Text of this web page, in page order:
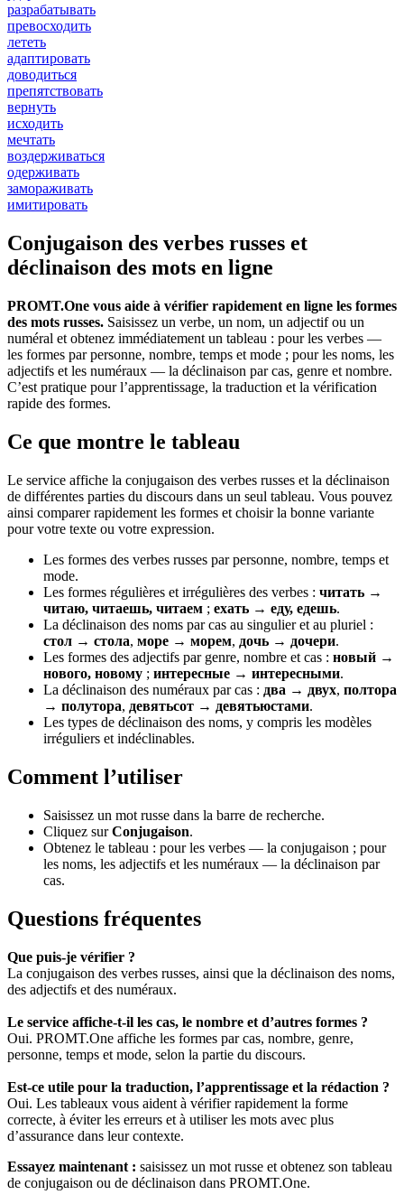
разрабатывать
превосходить
лететь
адаптировать
доводиться
препятствовать
вернуть
исходить
мечтать
воздерживаться
одерживать
замораживать
имитировать
Conjugaison des verbes russes et
déclinaison des mots en ligne
PROMT.One vous aide à vérifier rapidement en ligne les formes
des mots russes. Saisissez un verbe, un nom, un adjectif ou un
numéral et obtenez immédiatement un tableau : pour les verbes —
les formes par personne, nombre, temps et mode ; pour les noms, les
adjectifs et les numéraux — la déclinaison par cas, genre et nombre.
C’est pratique pour l’apprentissage, la traduction et la vérification
rapide des formes.
Ce que montre le tableau
Le service affiche la conjugaison des verbes russes et la déclinaison
de différentes parties du discours dans un seul tableau. Vous pouvez
ainsi comparer rapidement les formes et choisir la bonne variante
pour votre texte ou votre expression.
Les formes des verbes russes par personne, nombre, temps et
mode.
Les formes régulières et irrégulières des verbes : читать →
читаю, читаешь, читаем ; ехать → еду, едешь.
La déclinaison des noms par cas au singulier et au pluriel :
стол → стола, море → морем, дочь → дочери.
Les formes des adjectifs par genre, nombre et cas : новый →
нового, новому ; интересные → интересными.
La déclinaison des numéraux par cas : два → двух, полтора
→ полутора, девятьсот → девятьюстами.
Les types de déclinaison des noms, y compris les modèles
irréguliers et indéclinables.
Comment l’utiliser
Saisissez un mot russe dans la barre de recherche.
Cliquez surConjugaison.
Obtenez le tableau : pour les verbes — la conjugaison ; pour
les noms, les adjectifs et les numéraux — la déclinaison par
cas.
Questions fréquentes
Que puis-je vérifier ?
La conjugaison des verbes russes, ainsi que la déclinaison des noms,
des adjectifs et des numéraux.
Le service affiche-t-il les cas, le nombre et d’autres formes ?
Oui. PROMT.One affiche les formes par cas, nombre, genre,
personne, temps et mode, selon la partie du discours.
Est-ce utile pour la traduction, l’apprentissage et la rédaction ?
Oui. Les tableaux vous aident à vérifier rapidement la forme
correcte, à éviter les erreurs et à utiliser les mots avec plus
d’assurance dans leur contexte.
Essayez maintenant : saisissez un mot russe et obtenez son tableau
de conjugaison ou de déclinaison dans PROMT.One.